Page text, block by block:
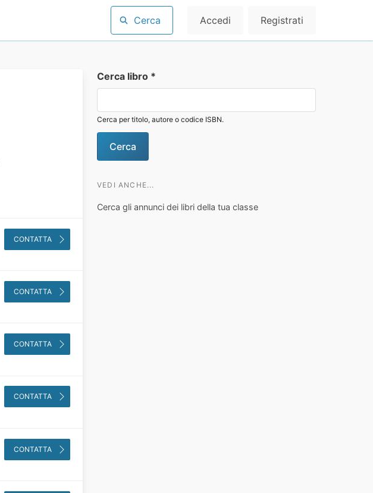
Cerca Accedi Registrati
CONTATTA
CONTATTA
CONTATTA
CONTATTA
CONTATTA
Cerca libro *
Cerca per titolo, autore o codice ISBN.
VEDI ANCHE...
Cerca gli annunci dei libri della tua classe